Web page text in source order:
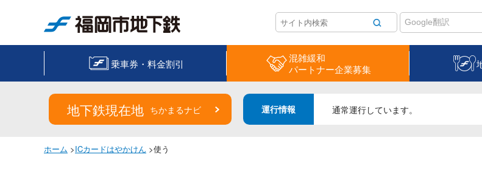
乗車券・料金割引
混雑緩和
パートナー企業募集
地下鉄現在地 ちかまるナビ 運行情報 通常運行しています。
ホーム >ICカードはやかけん >使う